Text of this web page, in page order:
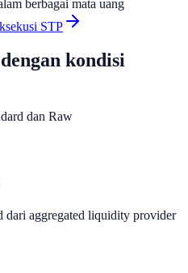
berbagai mata uang
STP
kondisi
dan Raw
dari aggregated liquidity provider